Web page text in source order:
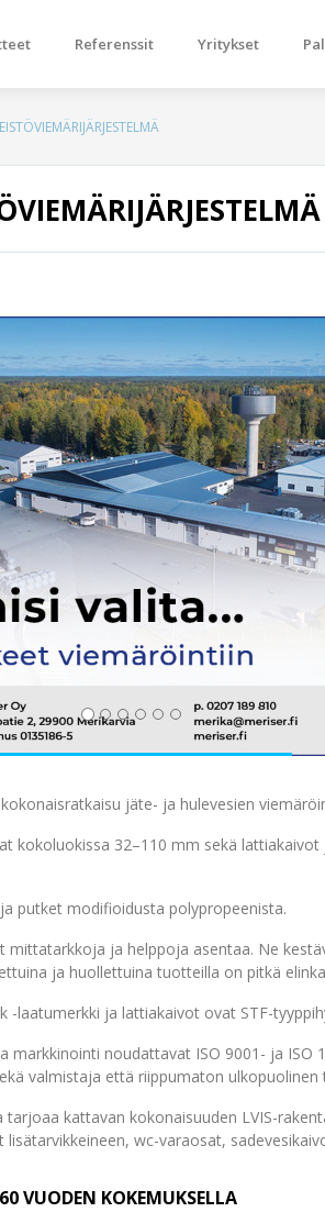
Referenssit Yritykset
jäte- ja hulevesien
kokoluokissa 32–110 mm sekä
putket modifioidusta polypropeenista.
ja helppoja asentaa. Ne
ja huollettuina tuotteilla on pitkä
-laatumerkki ja lattiakaivot ovat STF-
noudattavat ISO 9001- ja ISO
valmistaja että riippumaton ulkopuolinen
kattavan kokonaisuuden LVIS-
wc-varaosat,
VUODEN KOKEMUKSELLA